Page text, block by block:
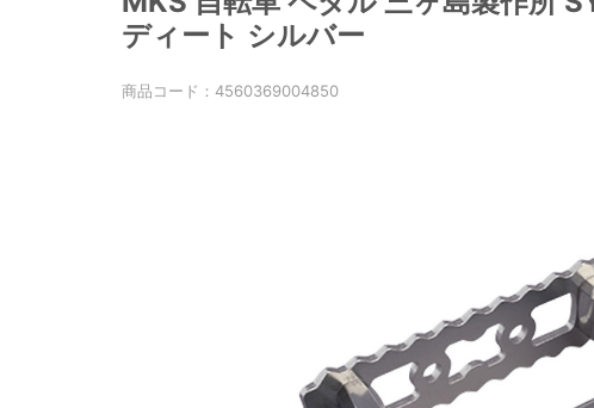
ディート シルバー
商品コード： 4560369004850